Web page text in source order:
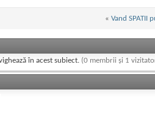
« Vand SPATII
în acest subiect. (0 membrii și 1